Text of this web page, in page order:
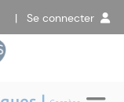
| Se connecter